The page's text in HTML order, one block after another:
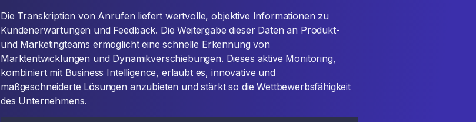
Die Transkription von Anrufen liefert wertvolle, objektive Informationen zu
Kundenerwartungen und Feedback. Die Weitergabe dieser Daten an Produkt-
und Marketingteams ermöglicht eine schnelle Erkennung von
Marktentwicklungen und Dynamikverschiebungen. Dieses aktive Monitoring,
kombiniert mit Business Intelligence, erlaubt es, innovative und
maßgeschneiderte Lösungen anzubieten und stärkt so die Wettbewerbsfähigkeit
des Unternehmens.